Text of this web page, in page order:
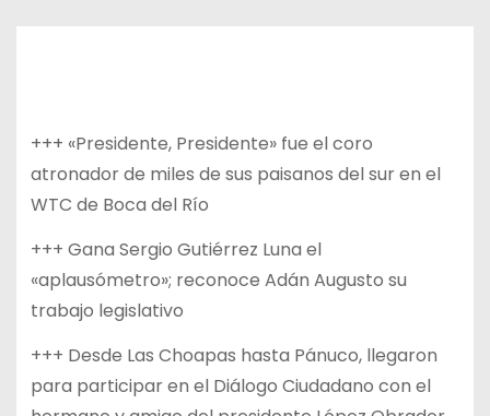
+++ «Presidente, Presidente» fue el coro
atronador de miles de sus paisanos del sur en el
WTC de Boca del Río
+++ Gana Sergio Gutiérrez Luna el
«aplausómetro»; reconoce Adán Augusto su
trabajo legislativo
+++ Desde Las Choapas hasta Pánuco, llegaron
para participar en el Diálogo Ciudadano con el